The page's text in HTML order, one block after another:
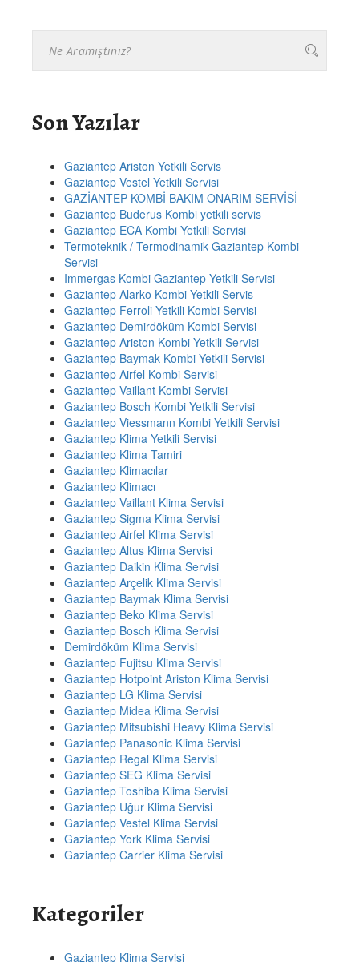
Son Yazılar
Gaziantep Ariston Yetkili Servis
Gaziantep Vestel Yetkili Servisi
GAZİANTEP KOMBİ BAKIM ONARIM SERVİSİ
Gaziantep Buderus Kombi yetkili servis
Gaziantep ECA Kombi Yetkili Servisi
Termoteknik / Termodinamik Gaziantep Kombi
Servisi
Immergas Kombi Gaziantep Yetkili Servisi
Gaziantep Alarko Kombi Yetkili Servis
Gaziantep Ferroli Yetkili Kombi Servisi
Gaziantep Demirdöküm Kombi Servisi
Gaziantep Ariston Kombi Yetkili Servisi
Gaziantep Baymak Kombi Yetkili Servisi
Gaziantep Airfel Kombi Servisi
Gaziantep Vaillant Kombi Servisi
Gaziantep Bosch Kombi Yetkili Servisi
Gaziantep Viessmann Kombi Yetkili Servisi
Gaziantep Klima Yetkili Servisi
Gaziantep Klima Tamiri
Gaziantep Klimacılar
Gaziantep Klimacı
Gaziantep Vaillant Klima Servisi
Gaziantep Sigma Klima Servisi
Gaziantep Airfel Klima Servisi
Gaziantep Altus Klima Servisi
Gaziantep Daikin Klima Servisi
Gaziantep Arçelik Klima Servisi
Gaziantep Baymak Klima Servisi
Gaziantep Beko Klima Servisi
Gaziantep Bosch Klima Servisi
Demirdöküm Klima Servisi
Gaziantep Fujitsu Klima Servisi
Gaziantep Hotpoint Ariston Klima Servisi
Gaziantep LG Klima Servisi
Gaziantep Midea Klima Servisi
Gaziantep Mitsubishi Heavy Klima Servisi
Gaziantep Panasonic Klima Servisi
Gaziantep Regal Klima Servisi
Gaziantep SEG Klima Servisi
Gaziantep Toshiba Klima Servisi
Gaziantep Uğur Klima Servisi
Gaziantep Vestel Klima Servisi
Gaziantep York Klima Servisi
Gaziantep Carrier Klima Servisi
Kategoriler
Gaziantep Klima Servisi